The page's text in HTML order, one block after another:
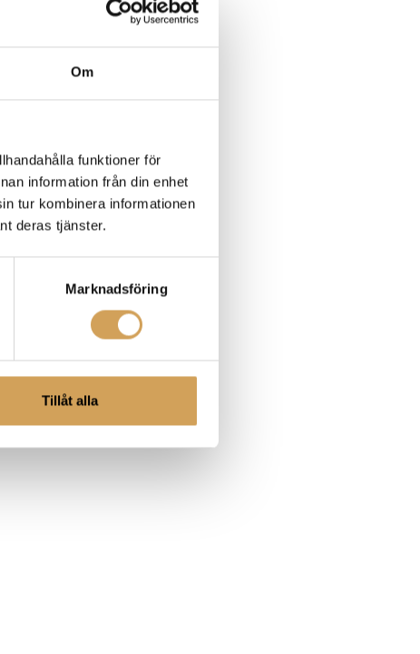
Om
funktioner för
information från din enhet
tur kombinera informationen
deras tjänster.
Marknadsföring
Tillåt alla